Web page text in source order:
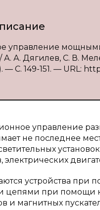
управление
А. Дягилев, С. В.
С. 149-151. — URL:
управление
не последнее
устройства
цепями при помощи
и магнитных